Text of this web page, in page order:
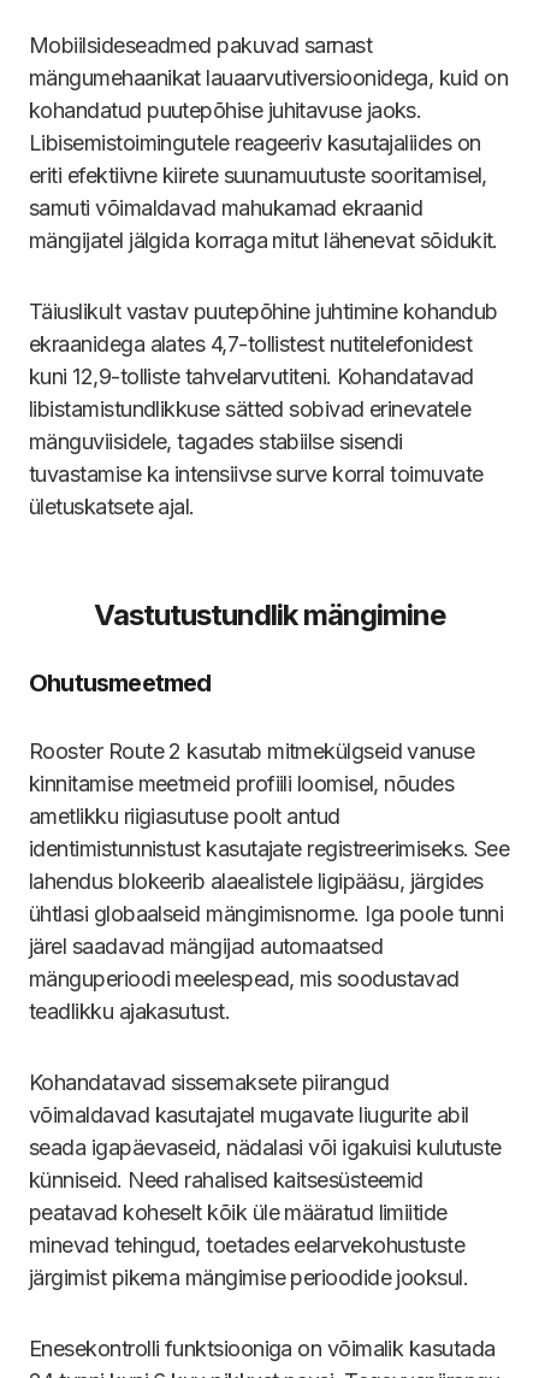
Mobiilsideseadmed pakuvad sarnast
mängumehaanikat lauaarvutiversioonidega, kuid on
kohandatud puutepõhise juhitavuse jaoks.
Libisemistoimingutele reageeriv kasutajaliides on
eriti efektiivne kiirete suunamuutuste sooritamisel,
samuti võimaldavad mahukamad ekraanid
mängijatel jälgida korraga mitut lähenevat sõidukit.
Täiuslikult vastav puutepõhine juhtimine kohandub
ekraanidega alates 4,7-tollistest nutitelefonidest
kuni 12,9-tolliste tahvelarvutiteni. Kohandatavad
libistamistundlikkuse sätted sobivad erinevatele
mänguviisidele, tagades stabiilse sisendi
tuvastamise ka intensiivse surve korral toimuvate
ületuskatsete ajal.
Vastutustundlik mängimine
Ohutusmeetmed
Rooster Route 2 kasutab mitmekülgseid vanuse
kinnitamise meetmeid profiili loomisel, nõudes
ametlikku riigiasutuse poolt antud
identimistunnistust kasutajate registreerimiseks. See
lahendus blokeerib alaealistele ligipääsu, järgides
ühtlasi globaalseid mängimisnorme. Iga poole tunni
järel saadavad mängijad automaatsed
mänguperioodi meelespead, mis soodustavad
teadlikku ajakasutust.
Kohandatavad sissemaksete piirangud
võimaldavad kasutajatel mugavate liugurite abil
seada igapäevaseid, nädalasi või igakuisi kulutuste
künniseid. Need rahalised kaitsesüsteemid
peatavad koheselt kõik üle määratud limiitide
minevad tehingud, toetades eelarvekohustuste
järgimist pikema mängimise perioodide jooksul.
Enesekontrolli funktsiooniga on võimalik kasutada